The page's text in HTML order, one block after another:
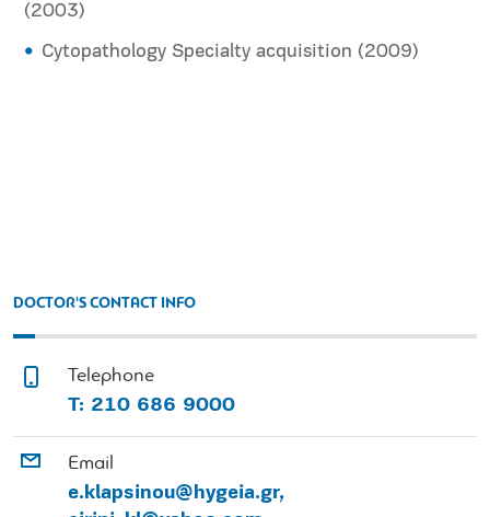
(2003)
Cytopathology Specialty acquisition (2009)
DOCTOR'S CONTACT INFO
Telephone
T: 210 686 9000
Email
e.klapsinou@hygeia.gr,